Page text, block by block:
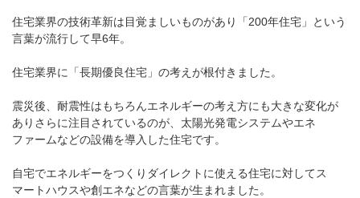
住宅業界の技術革新は目覚ましいものがあり「200年住宅」という
言葉が流行して早6年。
住宅業界に「長期優良住宅」の考えが根付きました。
震災後、耐震性はもちろんエネルギーの考え方にも大きな変化が
ありさらに注目されているのが、太陽光発電システムやエネ
ファームなどの設備を導入した住宅です。
自宅でエネルギーをつくりダイレクトに使える住宅に対してス
マートハウスや創エネなどの言葉が生まれました。